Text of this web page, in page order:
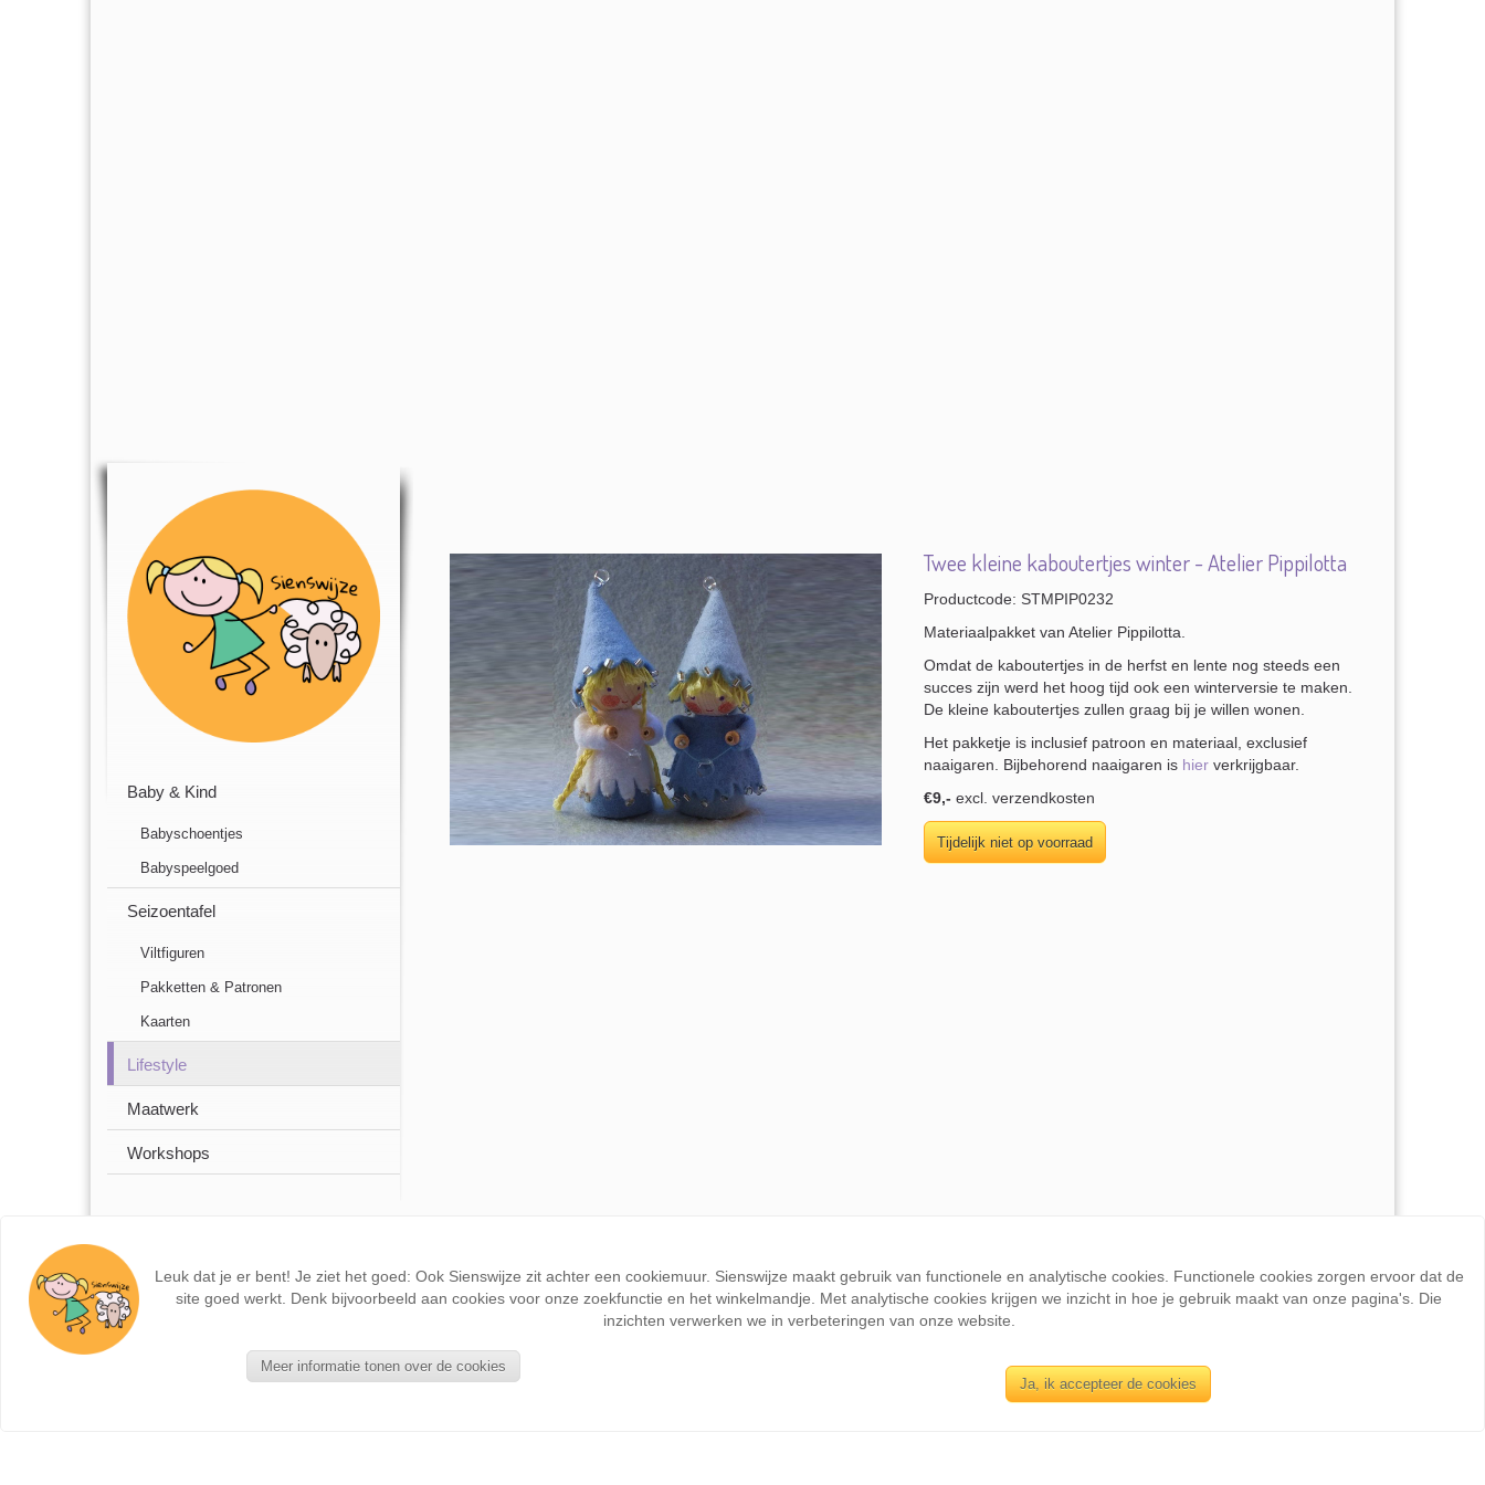
Twee kleine kaboutertjes winter - Atelier Pippilotta
Productcode: STMPIP0232
Materiaalpakket van Atelier Pippilotta.
Omdat de kaboutertjes in de herfst en lente nog steeds een
succes zijn werd het hoog tijd ook een winterversie te maken.
De kleine kaboutertjes zullen graag bij je willen wonen.
Het pakketje is inclusief patroon en materiaal, exclusief
naaigaren. Bijbehorend naaigaren is hier verkrijgbaar.
€9,- excl. verzendkosten
Baby & Kind
Babyschoentjes
Babyspeelgoed
Seizoentafel
Viltfiguren
Pakketten & Patronen
Kaarten
Lifestyle
Maatwerk
Workshops
NIEUWE PRODUCTEN INFORMATIE
Leuk dat je er bent! Je ziet het goed: Ook Sienswijze zit achter een cookiemuur. Sienswijze maakt gebruik van functionele en analytische cookies. Functionele cookies zorgen ervoor dat de
site goed werkt. Denk bijvoorbeeld aan cookies voor onze zoekfunctie en het winkelmandje. Met analytische cookies krijgen we inzicht in hoe je gebruik maakt van onze pagina's. Die
inzichten verwerken we in verbeteringen van onze website.
Meer informatie tonen over de cookies
Ja, ik accepteer de cookies